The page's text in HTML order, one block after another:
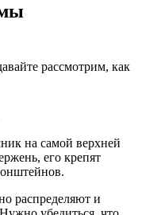
рассмотрим, как
на самой верхней
его крепят
распределяют и